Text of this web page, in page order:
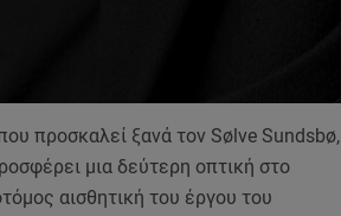
προσκαλεί ξανά τον Sølve Sundsbø,
μια δεύτερη οπτική στο
αισθητική του έργου του